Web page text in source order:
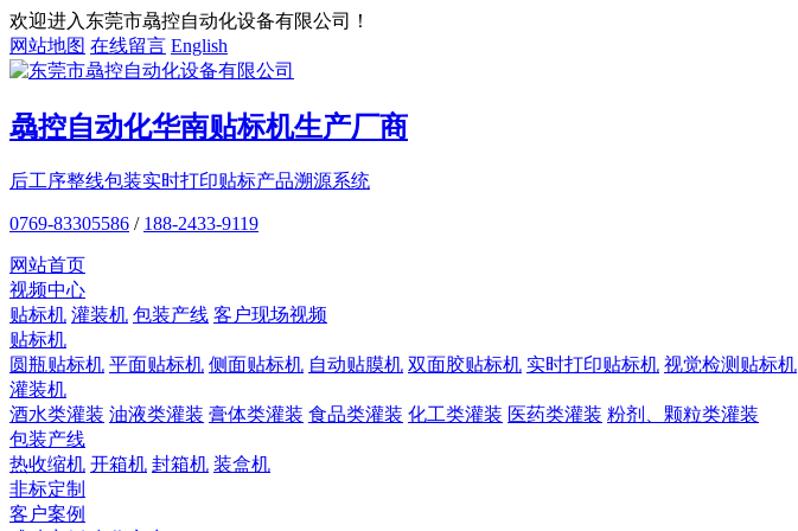
欢迎进入东莞市骉控自动化设备有限公司！
网站地图 在线留言 English
骉控自动化华南贴标机生产厂商
后工序整线包装实时打印贴标产品溯源系统
0769-83305586 / 188-2433-9119
网站首页
视频中心
贴标机 灌装机 包装产线 客户现场视频
贴标机
圆瓶贴标机 平面贴标机 侧面贴标机 自动贴膜机 双面胶贴标机 实时打印贴标机 视觉检测贴标机
灌装机
酒水类灌装 油液类灌装 膏体类灌装 食品类灌装 化工类灌装 医药类灌装 粉剂、颗粒类灌装
包装产线
热收缩机 开箱机 封箱机 装盒机
非标定制
客户案例